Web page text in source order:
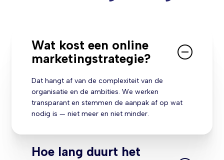
Wat kost een online
marketingstrategie?
Dat hangt af van de complexiteit van de
organisatie en de ambities. We werken
transparant en stemmen de aanpak af op wat
nodig is — niet meer en niet minder.
Hoe lang duurt het